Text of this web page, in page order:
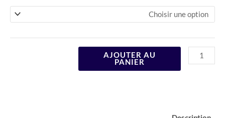
AJOUTER AU
PANIER